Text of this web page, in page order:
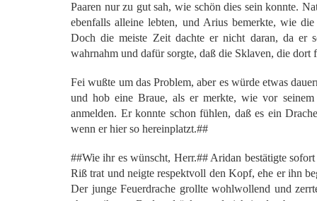
Paaren nur zu gut sah, wie schön dies sein konnte.
ebenfalls alleine lebten, und Arius bemerkte, wie
Doch die meiste Zeit dachte er nicht daran, da er
wahrnahm und dafür sorgte, daß die Sklaven, die
Fei wußte um das Problem, aber es würde etwas
und hob eine Braue, als er merkte, wie vor
anmelden. Er konnte schon fühlen, daß es ein
wenn er hier so hereinplatzt.##
##Wie ihr es wünscht, Herr.## Aridan bestätigte
Riß trat und neigte respektvoll den Kopf, ehe er ihn
Der junge Feuerdrache grollte wohlwollend und